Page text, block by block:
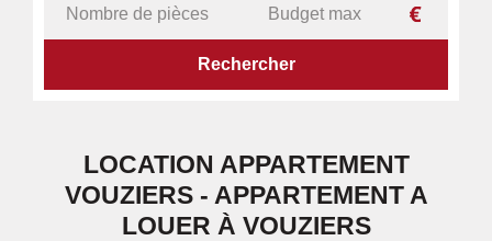
APPARTEMENT
LOCATION APPARTEMENT
VOUZIERS - APPARTEMENT A
LOUER À VOUZIERS